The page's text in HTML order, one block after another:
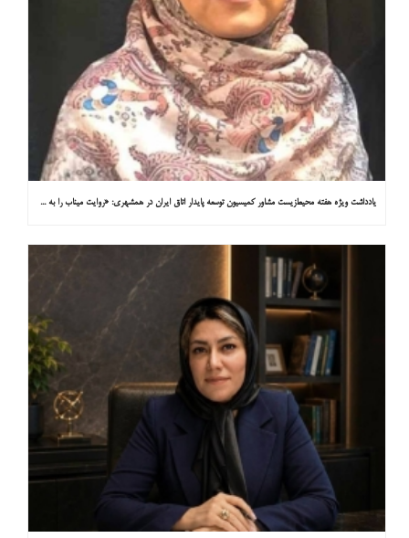
یادداشت ویژه هفته محیط‌زیست مشاور کمیسیون توسعه پایدار اتاق ایران در همشهری: «روایت میناب را به کاپ ۳۱ ببریم»